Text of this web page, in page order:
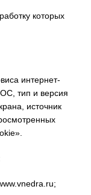
которых
интернет-
тип и версия
источник